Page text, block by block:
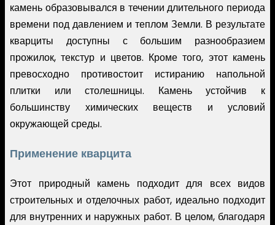
камень образовывался в течении длительного периода
времени под давлением и теплом Земли. В результате
кварциты доступны с большим разнообразием
прожилок, текстур и цветов. Кроме того, этот камень
превосходно противостоит истиранию напольной
плитки или столешницы. Камень устойчив к
большинству химических веществ и условий
окружающей среды.
Применение кварцита
Этот природный камень подходит для всех видов
строительных и отделочных работ, идеально подходит
для внутренних и наружных работ. В целом, благодаря